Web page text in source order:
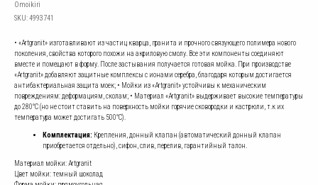
Omoikiri
SKU:4993741
• «Artgranit» изготавливают из частиц кварца, гранита и прочного связующего полимера нового
поколения, свойства которого похожи на акриловую смолу. Все эти компоненты соединяют
вместе и помещают в форму. После застывания получается готовая мойка. При производстве
«Artgranit» добавляют защитные комплексы с ионами серебра, благодаря которым достигается
антибактериальная защита моек; • Мойки из «Artgranit» устойчивы к механическим
повреждениям: деформациям, сколам; • Материал «Artgranit» выдерживает высокие температуры
до 280°С (но не стоит ставить на поверхность мойки горячие сковородки и кастрюли, т.к их
температура может достигать 500°С).
Комплектация: Крепления, донный клапан (автоматический донный клапан
приобретается отдельно), сифон, слив, перелив, гарантийный талон.
Материал мойки: Artgranit
Цвет мойки: темный шоколад